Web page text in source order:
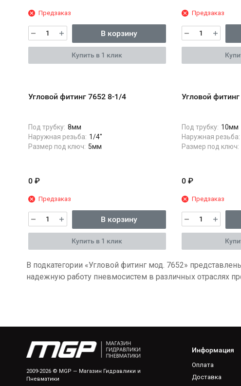
Предзаказ
В корзину
Купить в 1 клик
Предзаказ
Угловой фитинг 7652 8-1/4
Под трубку: 8мм
Наружная резьба: 1/4"
Размер под ключ: 5мм
0 ₽
Предзаказ
В корзину
Купить в 1 клик
Угловой
Под трубку: 10мм
Наружная резьба:
Размер под ключ:
0 ₽
Предзаказ
В подкатегории «Угловой фитинг мод. 7652»
надежную работу пневмосистем в различных отраслях
2009-2026 © MGP — Магазин Гидравлики и
Пневматики
Информация
Оплата
Доставка